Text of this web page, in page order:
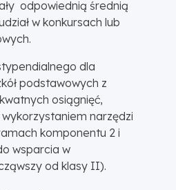
odpowiednią średnią
w konkursach lub
dla
podstawowych z
osiągnięć,
narzędzi
komponentu 2 i
wsparcia w
od klasy II).